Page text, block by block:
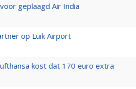
geplaagd Air India
op Luik Airport
kost dat 170 euro extra